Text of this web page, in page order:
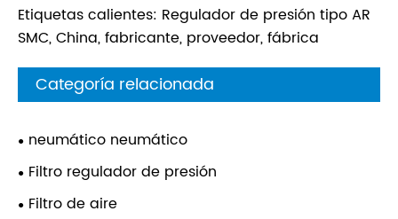
Etiquetas calientes: Regulador de presión tipo AR
SMC, China, fabricante, proveedor, fábrica
Categoría relacionada
neumático neumático
Filtro regulador de presión
Filtro de aire